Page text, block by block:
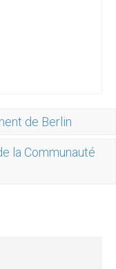
de Berlin
la Communauté